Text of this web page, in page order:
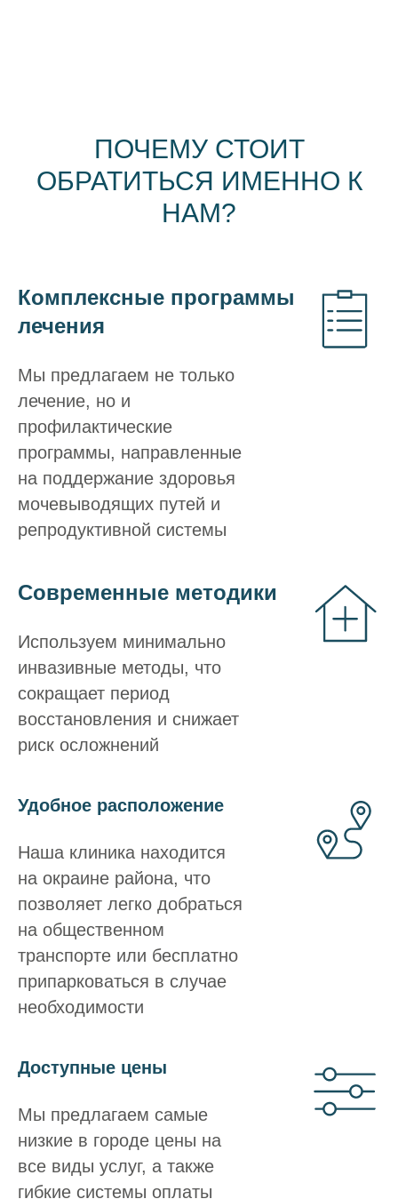
ПОЧЕМУ СТОИТ
ОБРАТИТЬСЯ ИМЕННО К
НАМ?
Комплексные программы
лечения
Мы предлагаем не только
лечение, но и
профилактические
программы, направленные
на поддержание здоровья
мочевыводящих путей и
репродуктивной системы
Современные методики
Используем минимально
инвазивные методы, что
сокращает период
восстановления и снижает
риск осложнений
Удобное расположение
Наша клиника находится
на окраине района, что
позволяет легко добраться
на общественном
транспорте или бесплатно
припарковаться в случае
необходимости
Доступные цены
Мы предлагаем самые
низкие в городе цены на
все виды услуг, а также
гибкие системы оплаты